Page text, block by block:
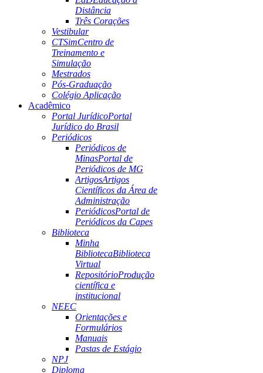
Distância
Três Corações
Vestibular
CTSimCentro de
Treinamento e
Simulação
Mestrados
Pós-Graduação
Colégio Aplicação
Acadêmico
Portal JurídicoPortal
Jurídico do Brasil
Periódicos
Periódicos de
MinasPortal de
Periódicos de MG
ArtigosArtigos
Científicos da Área de
Administração
PeriódicosPortal de
Periódicos da Capes
Biblioteca
Minha
BibliotecaBiblioteca
Virtual
RepositórioProdução
científica e
institucional
NEEC
Orientações e
Formulários
Manuais
Pastas de Estágio
NPJ
Diploma